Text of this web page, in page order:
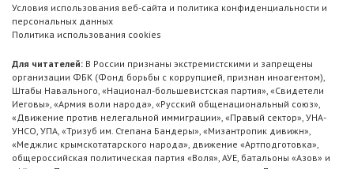
Условия использования веб-сайта и политика конфиденциальности и
персональных данных
Политика использования cookies
Для читателей: В России признаны экстремистскими и запрещены
организации ФБК (Фонд борьбы с коррупцией, признан иноагентом),
Штабы Навального, «Национал-большевистская партия», «Свидетели
Иеговы», «Армия воли народа», «Русский общенациональный союз»,
«Движение против нелегальной иммиграции», «Правый сектор», УНА-
УНСО, УПА, «Тризуб им. Степана Бандеры», «Мизантропик дивижн»,
«Меджлис крымскотатарского народа», движение «Артподготовка»,
общероссийская политическая партия «Воля», АУЕ, батальоны «Азов» и